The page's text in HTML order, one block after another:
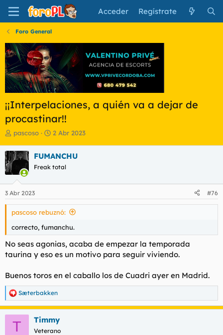
Acceder Regístrate
Foro General
¡¡Interpelaciones, a quién va a dejar de
procastinar!!
I
i
c
a
d
o
r
d
l
e
m
pascoso
F
h
a
e
n
i
i
o
2 Abr 2023
FUMANCHU
Freak total
3 Abr 2023 #76
pascoso rebuznó:
correcto, fumanchu.
No seas agonias, acaba de empezar la temporada
taurina y eso es un motivo para seguir viviendo.
Buenos toros en el caballo los de Cuadri ayer en Madrid.
R
e
a
Sæterbakken
T Timmy
Veterano